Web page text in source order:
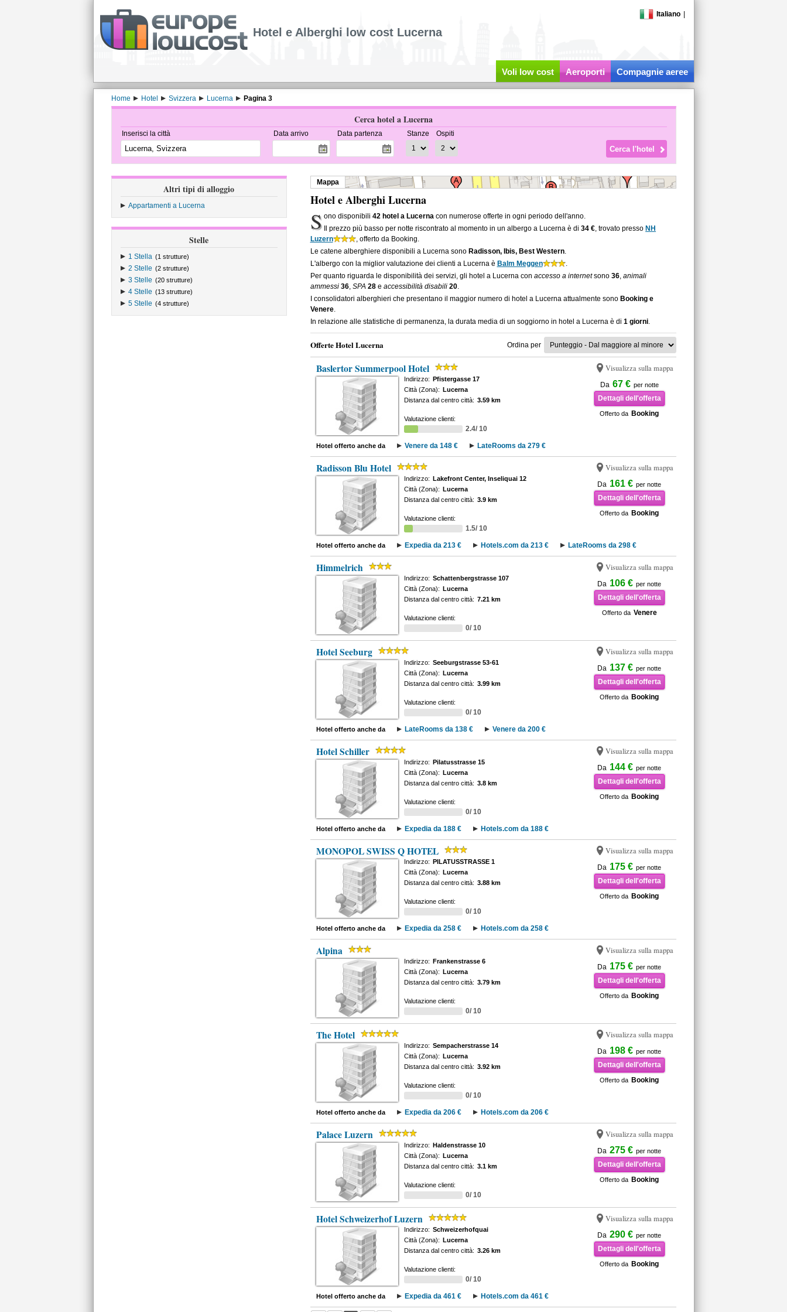
Italiano
Hotel e Alberghi low cost Lucerna
Voli low cost Aeroporti Compagnie aeree
Home Hotel Svizzera Lucerna Pagina 3
Cerca hotel a Lucerna
Inserisci la città Data arrivo Data partenza Stanze Ospiti
Altri tipi di alloggio
Appartamenti a Lucerna
Stelle
1 Stella (1 strutture)
2 Stelle (2 strutture)
3 Stelle (20 strutture)
4 Stelle (13 strutture)
5 Stelle (4 strutture)
Mappa
Hotel e Alberghi Lucerna
S ono disponibili42 hotel a Lucerna con numerose offerte in ogni periodo dell'anno.
Il prezzo più basso per notte riscontrato al momento in un albergo a Lucerna è di34 €, trovato presso NH
Luzern
, offerto da Booking.
Le catene alberghiere disponibili a Lucerna sono Radisson, Ibis, Best Western.
L'albergo con la miglior valutazione dei clienti a Lucerna è Balm Meggen
.
Per quanto riguarda le disponibilità dei servizi, gli hotel a Lucerna con accesso a internetsono 36, animali
ammessi 36, SPA 28e accessibilità disabili 20.
I consolidatori alberghieri che presentano il maggior numero di hotel a Lucerna attualmente sono Booking e
Venere.
In relazione alle statistiche di permanenza, la durata media di un soggiorno in hotel a Lucerna è di 1 giorni.
Offerte Hotel Lucerna Ordina per
Baslertor Summerpool Hotel Visualizza sulla mappa
Da 67 € per notte
Dettagli dell'offerta
Offerto da Booking
Indirizzo: Pfistergasse 17
Città (Zona): Lucerna
Distanza dal centro città: 3.59 km
Valutazione clienti:
2.4/ 10
Hotel offerto anche da Venere da 148 € LateRooms da 279 €
Radisson Blu Hotel Visualizza sulla mappa
Da 161 € per notte
Dettagli dell'offerta
Offerto da Booking
Indirizzo: Lakefront Center, Inseliquai 12
Città (Zona): Lucerna
Distanza dal centro città: 3.9 km
Valutazione clienti:
1.5/ 10
Hotel offerto anche da Expedia da 213 € Hotels.com da 213 € LateRooms da 298 €
Himmelrich Visualizza sulla mappa
Da 106 € per notte
Dettagli dell'offerta
Offerto da Venere
Indirizzo: Schattenbergstrasse 107
Città (Zona): Lucerna
Distanza dal centro città: 7.21 km
Valutazione clienti:
0/ 10
Hotel Seeburg Visualizza sulla mappa
Da 137 € per notte
Dettagli dell'offerta
Offerto da Booking
Indirizzo: Seeburgstrasse 53-61
Città (Zona): Lucerna
Distanza dal centro città: 3.99 km
Valutazione clienti:
0/ 10
Hotel offerto anche da LateRooms da 138 € Venere da 200 €
Hotel Schiller Visualizza sulla mappa
Da 144 € per notte
Dettagli dell'offerta
Offerto da Booking
Indirizzo: Pilatusstrasse 15
Città (Zona): Lucerna
Distanza dal centro città: 3.8 km
Valutazione clienti:
0/ 10
Hotel offerto anche da Expedia da 188 € Hotels.com da 188 €
MONOPOL SWISS Q HOTEL Visualizza sulla mappa
Da 175 € per notte
Dettagli dell'offerta
Offerto da Booking
Indirizzo: PILATUSSTRASSE 1
Città (Zona): Lucerna
Distanza dal centro città: 3.88 km
Valutazione clienti:
0/ 10
Hotel offerto anche da Expedia da 258 € Hotels.com da 258 €
Alpina Visualizza sulla mappa
Da 175 € per notte
Dettagli dell'offerta
Offerto da Booking
Indirizzo: Frankenstrasse 6
Città (Zona): Lucerna
Distanza dal centro città: 3.79 km
Valutazione clienti:
0/ 10
The Hotel Visualizza sulla mappa
Da 198 € per notte
Dettagli dell'offerta
Offerto da Booking
Indirizzo: Sempacherstrasse 14
Città (Zona): Lucerna
Distanza dal centro città: 3.92 km
Valutazione clienti:
0/ 10
Hotel offerto anche da Expedia da 206 € Hotels.com da 206 €
Palace Luzern Visualizza sulla mappa
Da 275 € per notte
Dettagli dell'offerta
Offerto da Booking
Indirizzo: Haldenstrasse 10
Città (Zona): Lucerna
Distanza dal centro città: 3.1 km
Valutazione clienti:
0/ 10
Hotel Schweizerhof Luzern Visualizza sulla mappa
Da 290 € per notte
Dettagli dell'offerta
Offerto da Booking
Indirizzo: Schweizerhofquai
Città (Zona): Lucerna
Distanza dal centro città: 3.26 km
Valutazione clienti:
0/ 10
Hotel offerto anche da Expedia da 461 € Hotels.com da 461 €